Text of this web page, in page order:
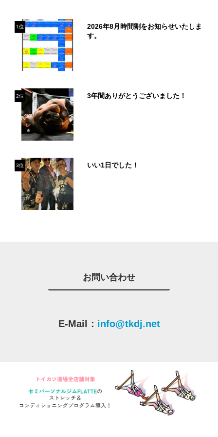
1位
2026年8月時間割をお知らせいたしま
す。
2位 3年間ありがとうございました！
3位 いい1日でした！
お問い合わせ
E-Mail： info@tkdj.net